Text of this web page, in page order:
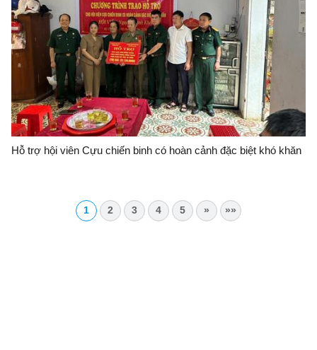
Hỗ trợ hội viên Cựu chiến binh có hoàn cảnh đặc biệt khó khăn
1 2 3 4 5 » »»